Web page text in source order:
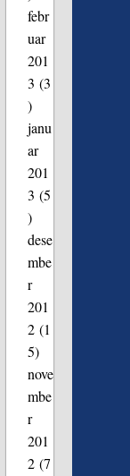
febr
uar
201
3 (3
)
janu
ar
201
3 (5
)
dese
mbe
r
201
2(1
5)
nove
mbe
r
201
2(7